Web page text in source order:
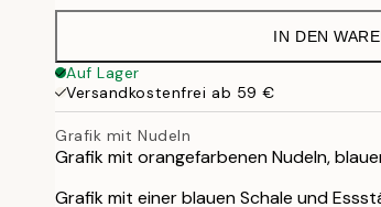
IN DEN
Auf Lager
Versandkostenfrei ab 59 €
Grafik mit Nudeln
Grafik mit orangefarbenen Nudeln,
Grafik mit einer blauen Schale und